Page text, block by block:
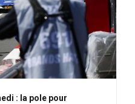
: la pole pour